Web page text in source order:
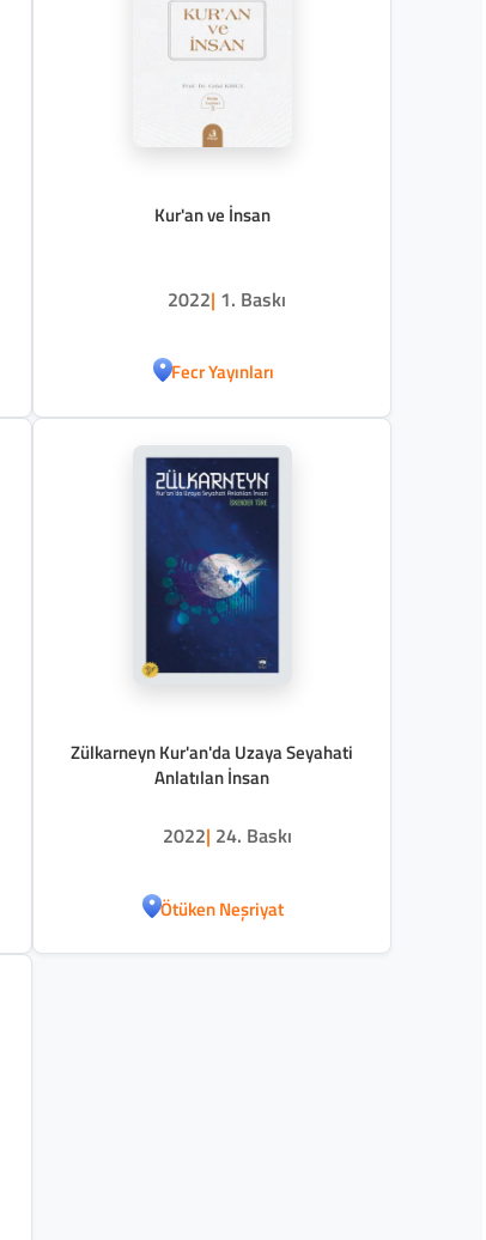
Kur'an ve İnsan
2022| 1. Baskı
Fecr Yayınları
Zülkarneyn Kur'an'da Uzaya Seyahati
Anlatılan İnsan
2022| 24. Baskı
Ötüken Neşriyat